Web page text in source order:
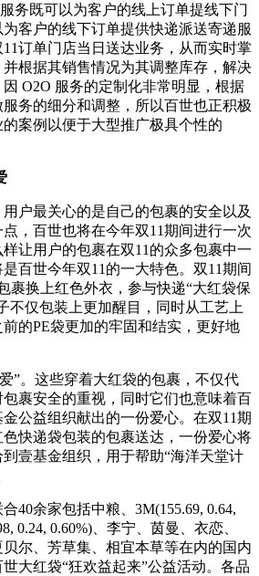
务既可以为客户的线上订单提线下门
客户的线下订单提供快递派送寄递服
订单门店当日送达业务，从而实时掌
根据其销售情况为其调整库存，解决
O2O 服务的定制化非常明显，根据
务的细分和调整，所以百世也正积极
案例以便于大型推广极具个性的
户最关心的是自己的包裹的安全以及
，百世也将在今年双11期间进行一次
让用户的包裹在双11的众多包裹中一
百世今年双11的一大特色。双11期间
裹换上红色外衣，参与快递“大红袋保
不仅包装上更加醒目，同时从工艺上
的PE袋更加的牢固和结实，更好地
”。这些穿着大红袋的包裹，不仅代
裹安全的重视，同时它们也意味着百
公益组织献出的一份爱心。在双11期
快递袋包装的包裹送达，一份爱心将
壹基金组织，用于帮助“海洋天堂计
40余家包括中粮、3M(155.69, 0.64,
0.24, 0.60%)、李宁、茵曼、衣恋、
尔、芳草集、相宜本草等在内的国内
大红袋“狂欢益起来”公益活动。各品